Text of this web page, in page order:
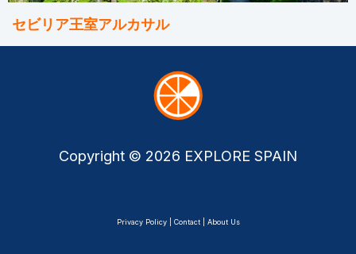
セビリア王室アルカサル
Copyright © 2026 EXPLORE SPAIN
Privacy Policy | Contact | About Us